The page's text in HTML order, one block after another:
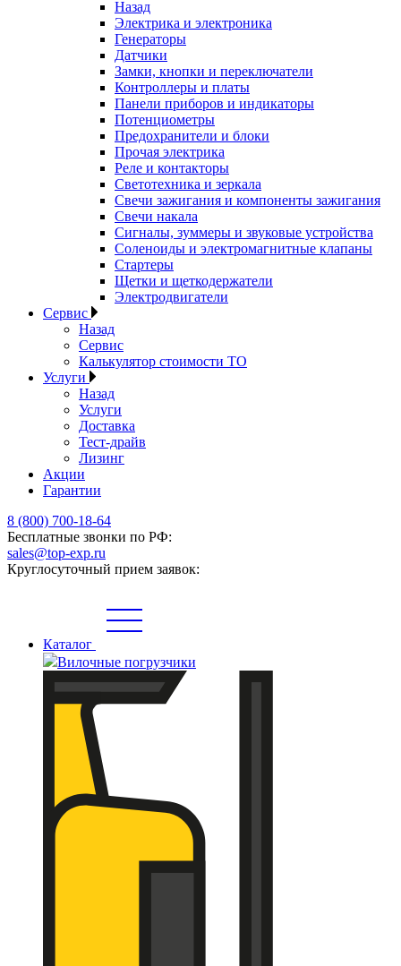
Назад
Электрика и электроника
Генераторы
Датчики
Замки, кнопки и переключатели
Контроллеры и платы
Панели приборов и индикаторы
Потенциометры
Предохранители и блоки
Прочая электрика
Реле и контакторы
Светотехника и зеркала
Свечи зажигания и компоненты зажигания
Свечи накала
Сигналы, зуммеры и звуковые устройства
Соленоиды и электромагнитные клапаны
Стартеры
Щетки и щеткодержатели
Электродвигатели
Сервис
Назад
Сервис
Калькулятор стоимости ТО
Услуги
Назад
Услуги
Доставка
Тест-драйв
Лизинг
Акции
Гарантии
8 (800) 700-18-64
Бесплатные звонки по РФ:
sales@top-exp.ru
Круглосуточный прием заявок:
Каталог
Вилочные погрузчики